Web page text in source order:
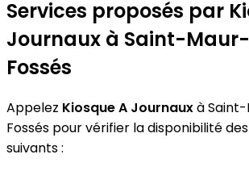
Services proposés par
Journaux à Saint-
Fossés
Appelez Kiosque A Journauxà
Fossés pour vérifier la disponibilité
suivants :